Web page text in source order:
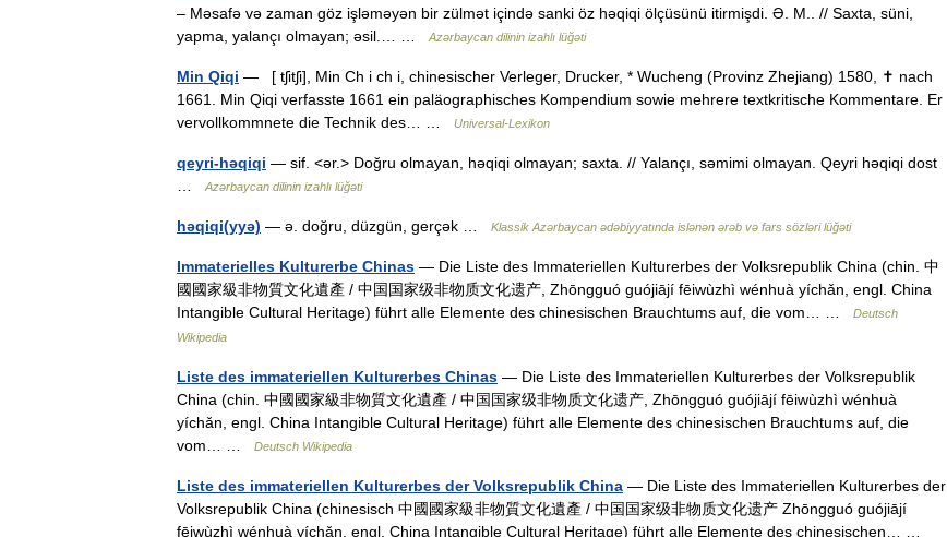
– Məsafə və zaman göz işləməyən bir zülmət içində sanki öz həqiqi ölçüsünü itirmişdi. Ə. M.. // Saxta, süni,
yapma, yalançı olmayan; əsil.… …
Azərbaycan dilinin izahlı lüğəti
Min Qiqi — [ tʃitʃi], Min Ch i ch i, chinesischer Verleger, Drucker, * Wucheng (Provinz Zhejiang) 1580, ✝ nach
1661. Min Qiqi verfasste 1661 ein paläographisches Kompendium sowie mehrere textkritische Kommentare. Er
vervollkommnete die Technik des… …
Universal-Lexikon
qeyri-həqiqi — sif. <ər.> Doğru olmayan, həqiqi olmayan; saxta. // Yalançı, səmimi olmayan. Qeyri həqiqi dost
Azərbaycan dilinin izahlı lüğəti
həqiqi(yyə) — ə. doğru, düzgün, gerçək … Klassik Azərbaycan ədəbiyyatında islənən ərəb və fars sözləri lüğəti
Immaterielles Kulturerbe Chinas — Die Liste des Immateriellen Kulturerbes der Volksrepublik China (chin. 中
國國家級非物質文化遺產 / 中国国家级非物质文化遗产, Zhōngguó guójiājí fēiwùzhì wénhuà yíchǎn, engl. China
Intangible Cultural Heritage) führt alle Elemente des chinesischen Brauchtums auf, die vom… …
Deutsch
Wikipedia
Liste des immateriellen Kulturerbes Chinas — Die Liste des Immateriellen Kulturerbes der Volksrepublik
China (chin. 中國國家級非物質文化遺產 / 中国国家级非物质文化遗产, Zhōngguó guójiājí fēiwùzhì wénhuà
yíchǎn, engl. China Intangible Cultural Heritage) führt alle Elemente des chinesischen Brauchtums auf, die
vom… …
Deutsch Wikipedia
Liste des immateriellen Kulturerbes der Volksrepublik China — Die Liste des Immateriellen Kulturerbes der
Volksrepublik China (chinesisch 中國國家級非物質文化遺產 / 中国国家级非物质文化遗产 Zhōngguó guójiājí
fēiwùzhì wénhuà yíchǎn, engl. China Intangible Cultural Heritage) führt alle Elemente des chinesischen… …